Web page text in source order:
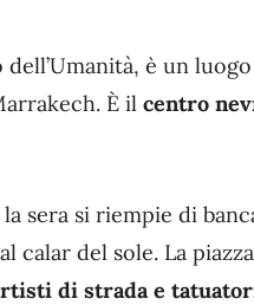
dell’Umanità, è un
È il centro
sera si riempie di
calar del sole. La
di strada e